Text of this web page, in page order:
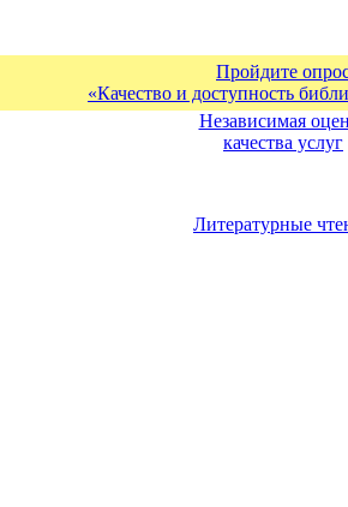
Пройдите
«Качество и доступность
Независимая
качества услуг
Литературные